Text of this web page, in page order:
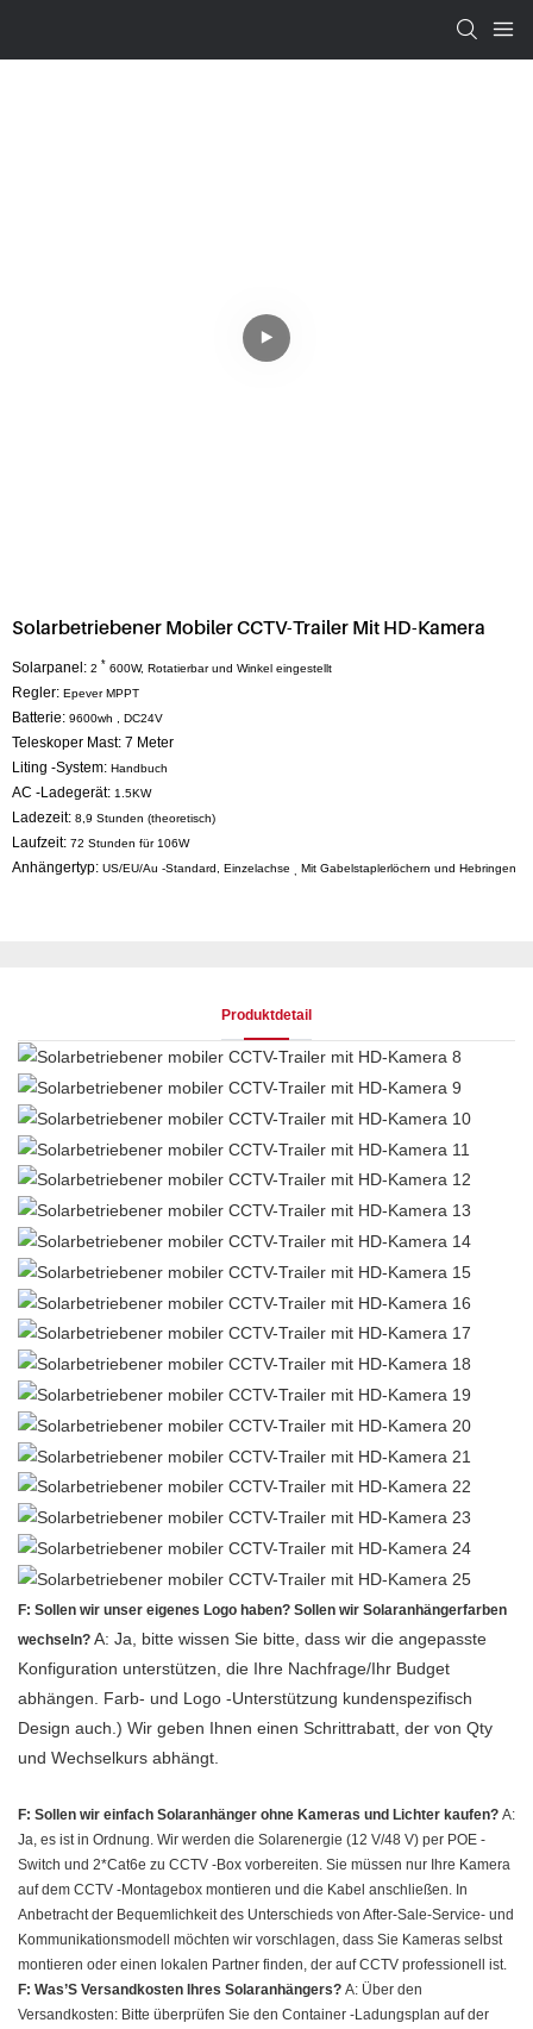
Solarbetriebener Mobiler CCTV-Trailer Mit HD-Kamera
Solarpanel: 2 * 600W, Rotatierbar und Winkel eingestellt
Regler: EpeverMPPT
Batterie: 9600wh DC24V
Teleskoper Mast: 7 Meter
Liting -System: Handbuch
AC -Ladegerät: 1.5KW
Ladezeit: 8,9 Stunden (theoretisch)
Laufzeit: 72 Stunden für 106W
Anhängertyp: US/EU/Au -Standard, Einzelachse , Mit Gabelstaplerlöchern und Hebringen
Produktdetail
F: Sollen wir unser eigenes Logo haben? Sollen wir Solaranhängerfarben
wechseln? A: Ja, bitte wissen Sie bitte, dass wir die angepasste
Konfiguration unterstützen, die Ihre Nachfrage/Ihr Budget
abhängen. Farb- und Logo -Unterstützung kundenspezifisch
Design auch.) Wir geben Ihnen einen Schrittrabatt, der von Qty
und Wechselkurs abhängt.
F: Sollen wir einfach Solaranhänger ohne Kameras und Lichter kaufen? A:
Ja, es ist in Ordnung. Wir werden die Solarenergie (12 V/48 V) per POE -
Switch und 2*Cat6e zu CCTV -Box vorbereiten. Sie müssen nur Ihre Kamera
auf dem CCTV -Montagebox montieren und die Kabel anschließen. In
Anbetracht der Bequemlichkeit des Unterschieds von After-Sale-Service- und
Kommunikationsmodell möchten wir vorschlagen, dass Sie Kameras selbst
montieren oder einen lokalen Partner finden, der auf CCTV professionell ist.
F: Was’S Versandkosten Ihres Solaranhängers? A: Über den
Versandkosten: Bitte überprüfen Sie den Container -Ladungsplan auf der